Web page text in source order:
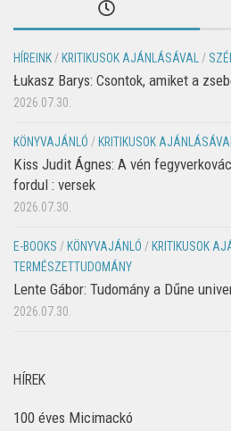
HÍREINK / KRITIKUSOK AJÁNLÁSÁVAL /
Łukasz Barys: Csontok, amiket a
2026.07.30.
KÖNYVAJÁNLÓ / KRITIKUSOK AJÁNLÁSÁVAL
Kiss Judit Ágnes: A vén
fordul : versek
2026.07.30.
E-BOOKS / KÖNYVAJÁNLÓ / KRITIKUSOK
TERMÉSZETTUDOMÁNY
Lente Gábor: Tudomány a Dűne
2026.07.30.
HÍREK
100 éves Micimackó